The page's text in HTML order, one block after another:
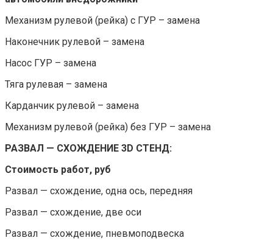
Механизм рулевой (рейка) с ГУР – замена
Наконечник рулевой – замена
Насос ГУР – замена
Тяга рулевая – замена
Карданчик рулевой – замена
Механизм рулевой (рейка) без ГУР – замена
РАЗВАЛ — СХОЖДЕНИЕ 3D СТЕНД:
Стоимость работ, руб
Развал — схождение, одна ось, передняя
Развал — схождение, две оси
Развал — схождение, пневмоподвеска